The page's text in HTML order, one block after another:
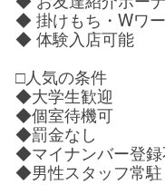
◆ 掛けもち・Wワ
◆ 体験入店可能
□人気の条件
◆大学生歓迎
◆個室待機可
◆罰金なし
◆マイナンバー登
◆男性スタッフ常駐